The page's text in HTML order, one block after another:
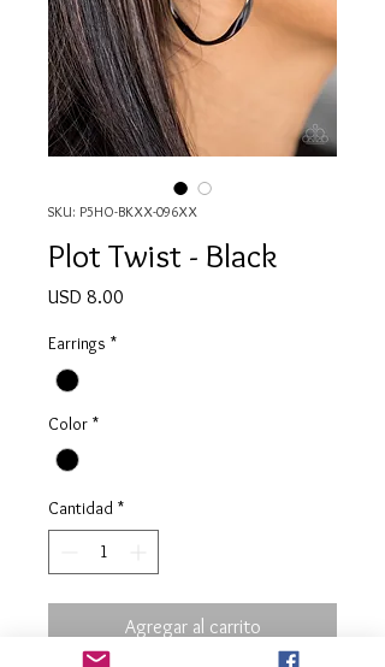
SKU: P5HO-BKXX-096XX
Plot Twist - Black
USD 8.00
Earrings *
Color *
Cantidad *
Agregar al carrito